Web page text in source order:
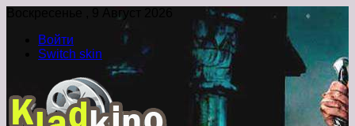
Воскресенье , 9 Август 2026
Войти
Switch skin